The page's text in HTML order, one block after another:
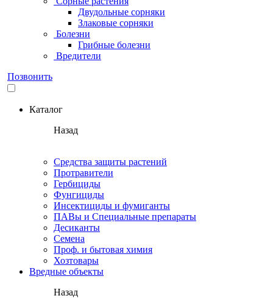
Двудольные сорняки
Злаковые сорняки
Болезни
Грибные болезни
Вредители
Позвонить
Каталог
Назад
Средства защиты растений
Протравители
Гербициды
Фунгициды
Инсектициды и фумиганты
ПАВы и Специальные препараты
Десиканты
Семена
Проф. и бытовая химия
Хозтовары
Вредные объекты
Назад